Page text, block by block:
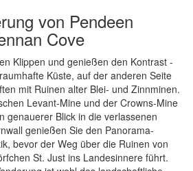
von Pendeen
Cove
Klippen und genießen den Kontrast -
Küste, auf der anderen Seite
mit Ruinen alter Blei- und Zinnminen.
Levant-Mine und der Crowns-Mine
genauerer Blick in die verlassenen
genießen Sie den Panorama-
bevor der Weg über die Ruinen von
St. Just ins Landesinnere führt.